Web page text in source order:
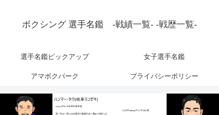
ボクシング 選手名鑑 -戦績一覧- -戦歴一覧-
選手名鑑ピックアップ 女子選手名鑑
アマボクパーク プライバシーポリシー